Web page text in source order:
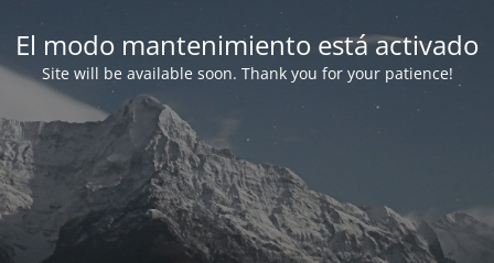
El modo mantenimiento está activado
Site will be available soon. Thank you for your patience!